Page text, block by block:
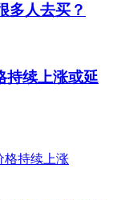
多人去买？
持续上涨或延